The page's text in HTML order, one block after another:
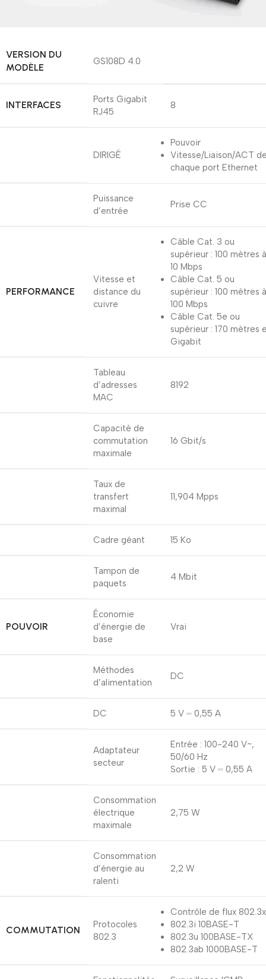
VERSION DU
MODÈLE
GS108D 4.0
INTERFACES
Ports Gigabit
RJ45
8
DIRIGÉ
Pouvoir
Vitesse/Liaison/ACT
chaque port Ethernet
Puissance
d’entrée
Prise CC
PERFORMANCE
Vitesse et
distance du
cuivre
Câble Cat. 3 ou
supérieur : 100 mètres à
10 Mbps
Câble Cat. 5 ou
supérieur : 100 mètres à
100 Mbps
Câble Cat. 5e ou
supérieur : 170 mètres
Gigabit
Tableau
d’adresses
MAC
8192
Capacité de
commutation
maximale
16 Gbit/s
Taux de
transfert
maximal
11,904 Mpps
Cadre géant 15 Ko
Tampon de
paquets
4 Mbit
POUVOIR
Économie
d’énergie de
base
Vrai
Méthodes
d’alimentation
DC
DC 5 V ⎓ 0,55 A
Adaptateur
secteur
Entrée : 100-240 V~,
50/60 Hz
Sortie : 5 V ⎓ 0,55 A
Consommation
électrique
maximale
2,75 W
Consommation
d’énergie au
ralenti
2,2 W
COMMUTATION
Protocoles
802.3
Contrôle de flux 802.3x
802.3i 10BASE-T
802.3u 100BASE-TX
802.3ab 1000BASE-T